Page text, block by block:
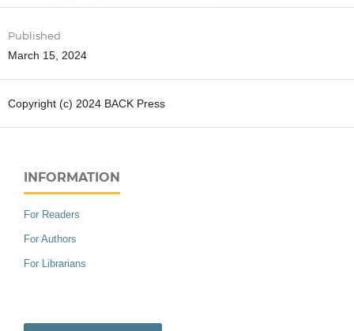
Published
March 15, 2024
Copyright (c) 2024 BACK Press
INFORMATION
For Readers
For Authors
For Librarians